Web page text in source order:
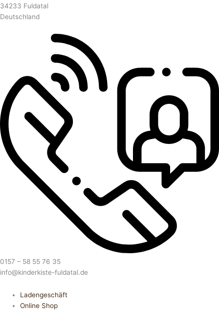
34233 Fuldatal
Deutschland
0157 – 58 55 76 35
info@kinderkiste-fuldatal.de
Ladengeschäft
Online Shop